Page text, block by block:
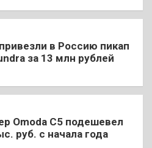
в Россию пикап
за 13 млн рублей
Omoda C5 подешевел
руб. с начала года